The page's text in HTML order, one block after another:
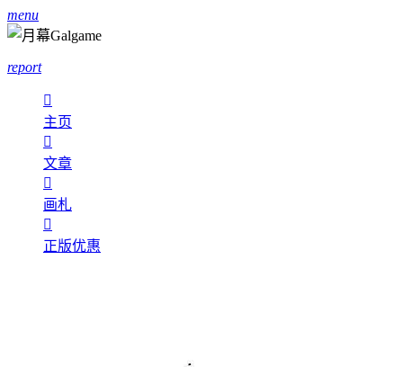
menu
report

主页

文章

画札

正版优惠